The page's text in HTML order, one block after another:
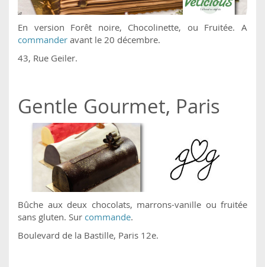
En version Forêt noire, Chocolinette, ou Fruitée. A
commander avant le 20 décembre.
43, Rue Geiler.
Gentle Gourmet, Paris
Bûche aux deux chocolats, marrons-vanille ou fruitée
sans gluten. Sur commande.
Boulevard de la Bastille, Paris 12e.